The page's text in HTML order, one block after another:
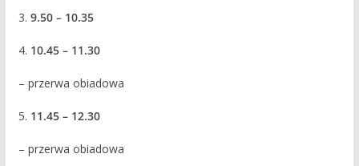
3. 9.50 – 10.35
4. 10.45 – 11.30
– przerwa obiadowa
5. 11.45 – 12.30
– przerwa obiadowa